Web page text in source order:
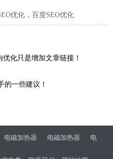
优化，百度SEO优化
化只是增加文章链接！
的一些建议！
电磁加热器 电磁加热器
电